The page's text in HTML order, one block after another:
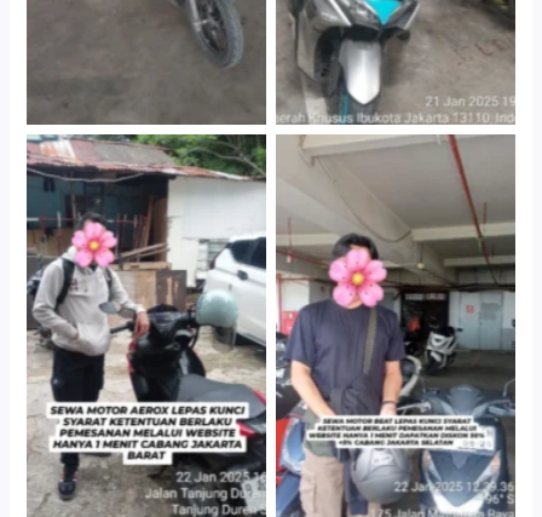
Cabang Jakarta Barat
Cityplaza Jatinegara
Gedung Parkir P6A